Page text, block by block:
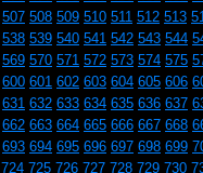
507 508 509 510 511 512 513
538 539 540 541 542 543 544
569 570 571 572 573 574 575
600 601 602 603 604 605 606
631 632 633 634 635 636 637
662 663 664 665 666 667 668
693 694 695 696 697 698 699
724 725 726 727 728 729 730